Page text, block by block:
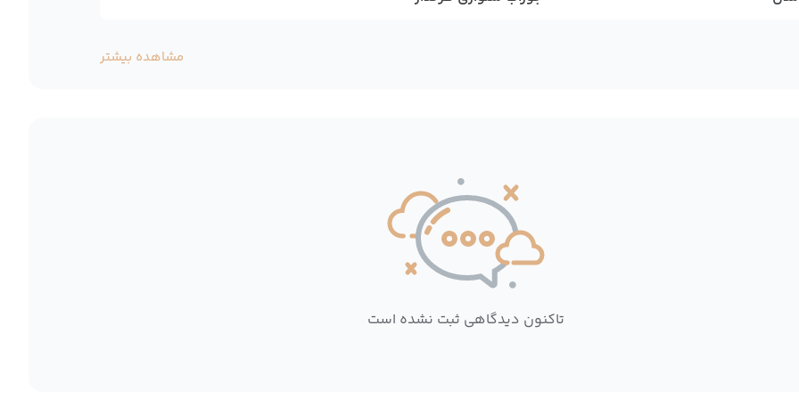
مشاهده بیشتر
تاکنون دیدگاهی ثبت نشده است